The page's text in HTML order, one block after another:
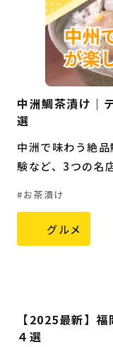
中洲鯛茶漬け｜
選
中洲で味わう絶
験など、3つの名
お茶漬け
グルメ
【2025最新】
４選